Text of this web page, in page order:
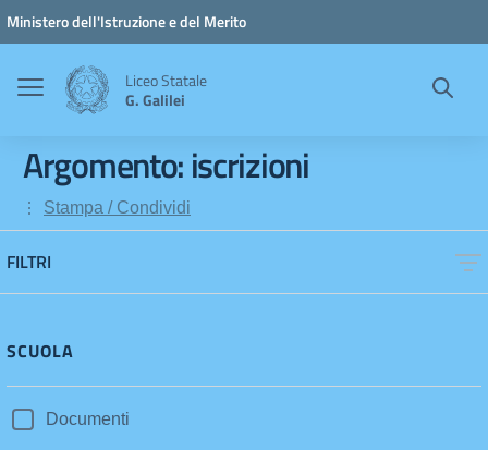
Ministero dell'Istruzione e del Merito
Liceo Statale
G. Galilei
Argomento: iscrizioni
Stampa / Condividi
FILTRI
SCUOLA
Documenti